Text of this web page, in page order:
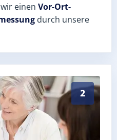
einen Vor-Ort-
durch unsere
2
(Landkreis Gotha) –